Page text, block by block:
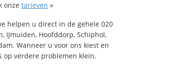
onze tarieven »
helpen u direct in de gehele 020
IJmuiden, Hoofddorp, Schiphol,
Wanneer u voor ons kiest en
op verdere problemen klein.